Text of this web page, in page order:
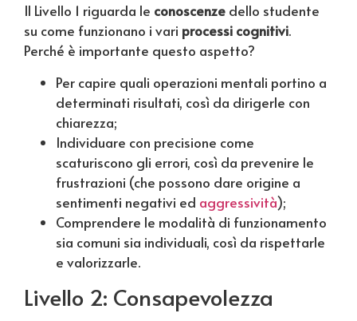
Il Livello 1 riguarda le conoscenze dello studente
su come funzionano i vari processi cognitivi.
Perché è importante questo aspetto?
Per capire quali operazioni mentali portino a
determinati risultati, così da dirigerle con
chiarezza;
Individuare con precisione come
scaturiscono gli errori, così da prevenire le
frustrazioni (che possono dare origine a
sentimenti negativi ed aggressività);
Comprendere le modalità di funzionamento
sia comuni sia individuali, così da rispettarle
e valorizzarle.
Livello 2: Consapevolezza